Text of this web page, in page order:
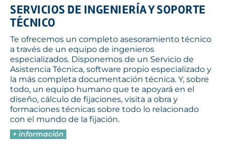
SERVICIOS DE INGENIERÍA Y SOPORTE
TÉCNICO
Te ofrecemos un completo asesoramiento técnico
a través de un equipo de ingenieros
especializados. Disponemos de un Servicio de
Asistencia Técnica, software propio especializado y
la más completa documentación técnica. Y, sobre
todo, un equipo humano que te apoyará en el
diseño, cálculo de fijaciones, visita a obra y
formaciones técnicas sobre todo lo relacionado
con el mundo de la fijación.
+ información